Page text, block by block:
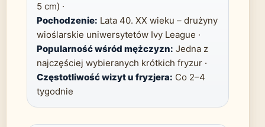
5 cm) ·
Pochodzenie: Lata 40. XX wieku – drużyny
wioślarskie uniwersytetów Ivy League ·
Popularność wśród mężczyzn: Jedna z
najczęściej wybieranych krótkich fryzur ·
Częstotliwość wizyt u fryzjera: Co 2–4
tygodnie